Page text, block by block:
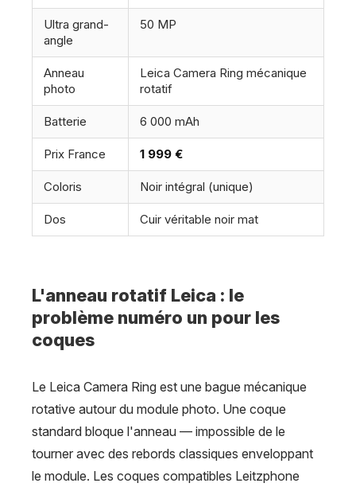
Ultra grand-
angle
50 MP
Anneau
photo
Leica Camera Ring mécanique
rotatif
Batterie 6 000 mAh
Prix France 1 999 €
Coloris Noir intégral (unique)
Dos Cuir véritable noir mat
L'anneau rotatif Leica : le
problème numéro un pour les
coques
Le Leica Camera Ring est une bague mécanique
rotative autour du module photo. Une coque
standard bloque l'anneau — impossible de le
tourner avec des rebords classiques enveloppant
le module. Les coques compatibles Leitzphone